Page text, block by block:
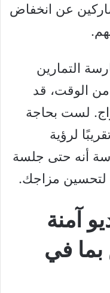
عن انخفاض
التمارين
الوقت، قد
لست بحاجة
لرؤية
أنه حتى جلسة
لتحسين مزاجك.
آمنة
في